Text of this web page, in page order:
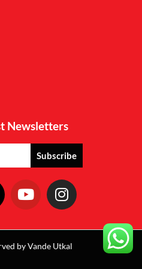
Newsletters
Subscribe
by Vande Utkal